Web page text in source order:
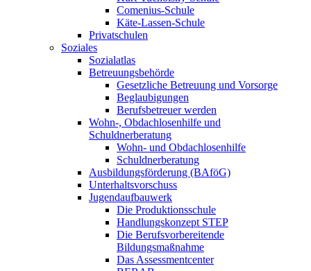
Comenius-Schule
Käte-Lassen-Schule
Privatschulen
Soziales
Sozialatlas
Betreuungsbehörde
Gesetzliche Betreuung und Vorsorge
Beglaubigungen
Berufsbetreuer werden
Wohn-, Obdachlosenhilfe und
Schuldnerberatung
Wohn- und Obdachlosenhilfe
Schuldnerberatung
Ausbildungsförderung (BAföG)
Unterhaltsvorschuss
Jugendaufbauwerk
Die Produktionsschule
Handlungskonzept STEP
Die Berufsvorbereitende
Bildungsmaßnahme
Das Assessmentcenter